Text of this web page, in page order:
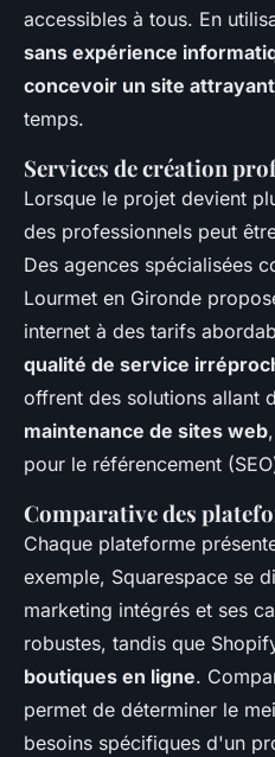
accessibles à tous. En
sans expérience
concevoir un site attrayant
temps.
Services de création
Lorsque le projet devient
des professionnels peut
Des agences spécialisées
Lourmet en Gironde
internet à des tarifs
qualité de service
offrent des solutions allant
maintenance de sites web
pour le référencement
Comparative des
Chaque plateforme
exemple, Squarespace se
marketing intégrés et ses
robustes, tandis que
boutiques en ligne.
permet de déterminer le
besoins spécifiques d'un